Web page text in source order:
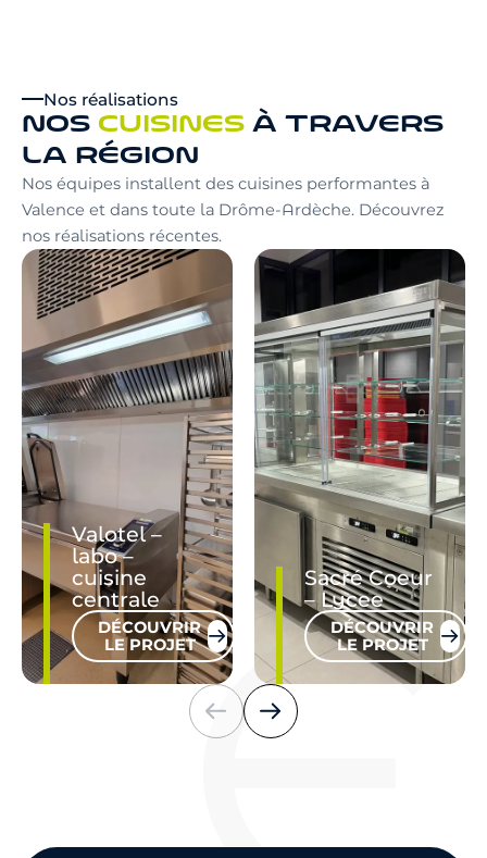
Nos réalisations
NOS CUISINES À TRAVERS
LA RÉGION
Nos équipes installent des cuisines performantes à
Valence et dans toute la Drôme-Ardèche. Découvrez
nos réalisations récentes.
Valotel –
labo –
cuisine
centrale
DÉCOUVRIR
LE PROJET
Sacré Coeur
– Lycee
DÉCOUVRIR
LE PROJET